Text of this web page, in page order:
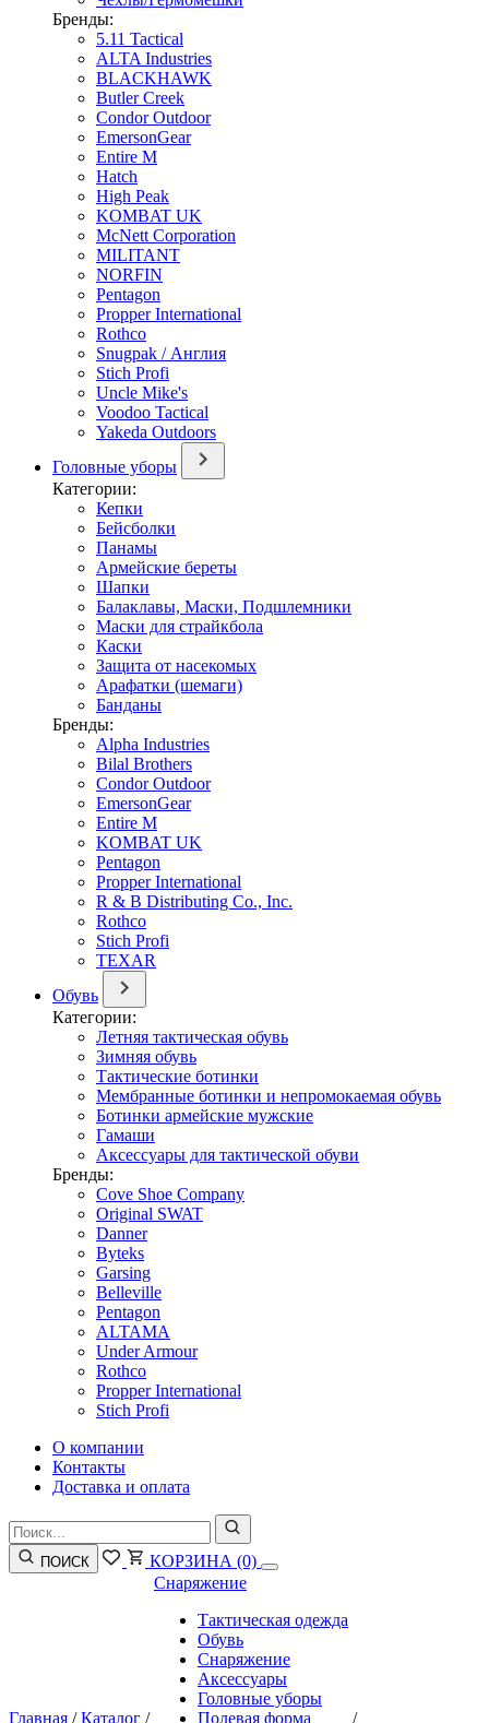
Бренды:
5.11 Tactical
ALTA Industries
BLACKHAWK
Butler Creek
Condor Outdoor
EmersonGear
Entire M
Hatch
High Peak
KOMBAT UK
McNett Corporation
MILITANT
NORFIN
Pentagon
Propper International
Rothco
Snugpak / Англия
Stich Profi
Uncle Mike's
Voodoo Tactical
Yakeda Outdoors
Головные уборы
Категории:
Кепки
Бейсболки
Панамы
Армейские береты
Шапки
Балаклавы, Маски, Подшлемники
Маски для страйкбола
Каски
Защита от насекомых
Арафатки (шемаги)
Банданы
Бренды:
Alpha Industries
Bilal Brothers
Condor Outdoor
EmersonGear
Entire M
KOMBAT UK
Pentagon
Propper International
R & B Distributing Co., Inc.
Rothco
Stich Profi
TEXAR
Обувь
Категории:
Летняя тактическая обувь
Зимняя обувь
Тактические ботинки
Мембранные ботинки и непромокаемая обувь
Ботинки армейские мужские
Гамаши
Аксессуары для тактической обуви
Бренды:
Cove Shoe Company
Original SWAT
Danner
Byteks
Garsing
Belleville
Pentagon
ALTAMA
Under Armour
Rothco
Propper International
Stich Profi
О компании
Контакты
Доставка и оплата
ПОИСК КОРЗИНА (0)
Главная /Каталог /
Снаряжение
Тактическая одежда
Обувь
Снаряжение
Аксессуары
Головные уборы
Полевая форма
/